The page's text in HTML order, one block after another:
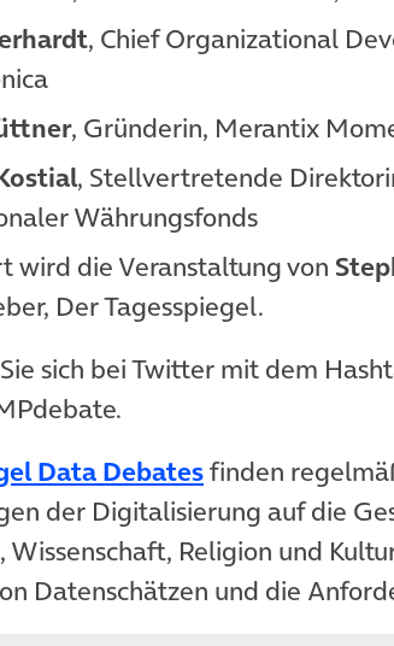
, Chief Organizational
, Gründerin, Merantix
, Stellvertretende
Währungsfonds
wird die Veranstaltung von
Der Tagesspiegel.
sich bei Twitter mit dem
Data Debatesfinden
der Digitalisierung auf die
Religion und
Datenschätzen und die